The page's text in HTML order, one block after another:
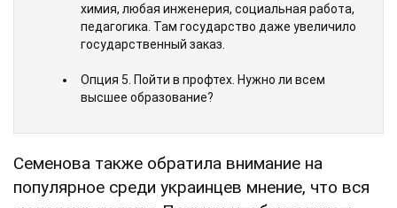
химия, любая инженерия, социальная работа,
педагогика. Там государство даже увеличило
государственный заказ.
Опция 5. Пойти в профтех. Нужно ли всем
высшее образование?
Семенова также обратила внимание на
популярное среди украинцев мнение, что вся